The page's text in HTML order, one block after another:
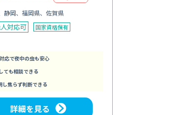
静岡、福岡県、佐賀県
対応可 国家資格保有
応で夜中の虫も安心
ても相談できる
し焦らず判断できる
詳細を見る